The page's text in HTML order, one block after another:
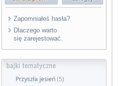
Zapomniałeś hasła?
Dlaczego warto
się zarejestować.
Przyszła jesień(5)